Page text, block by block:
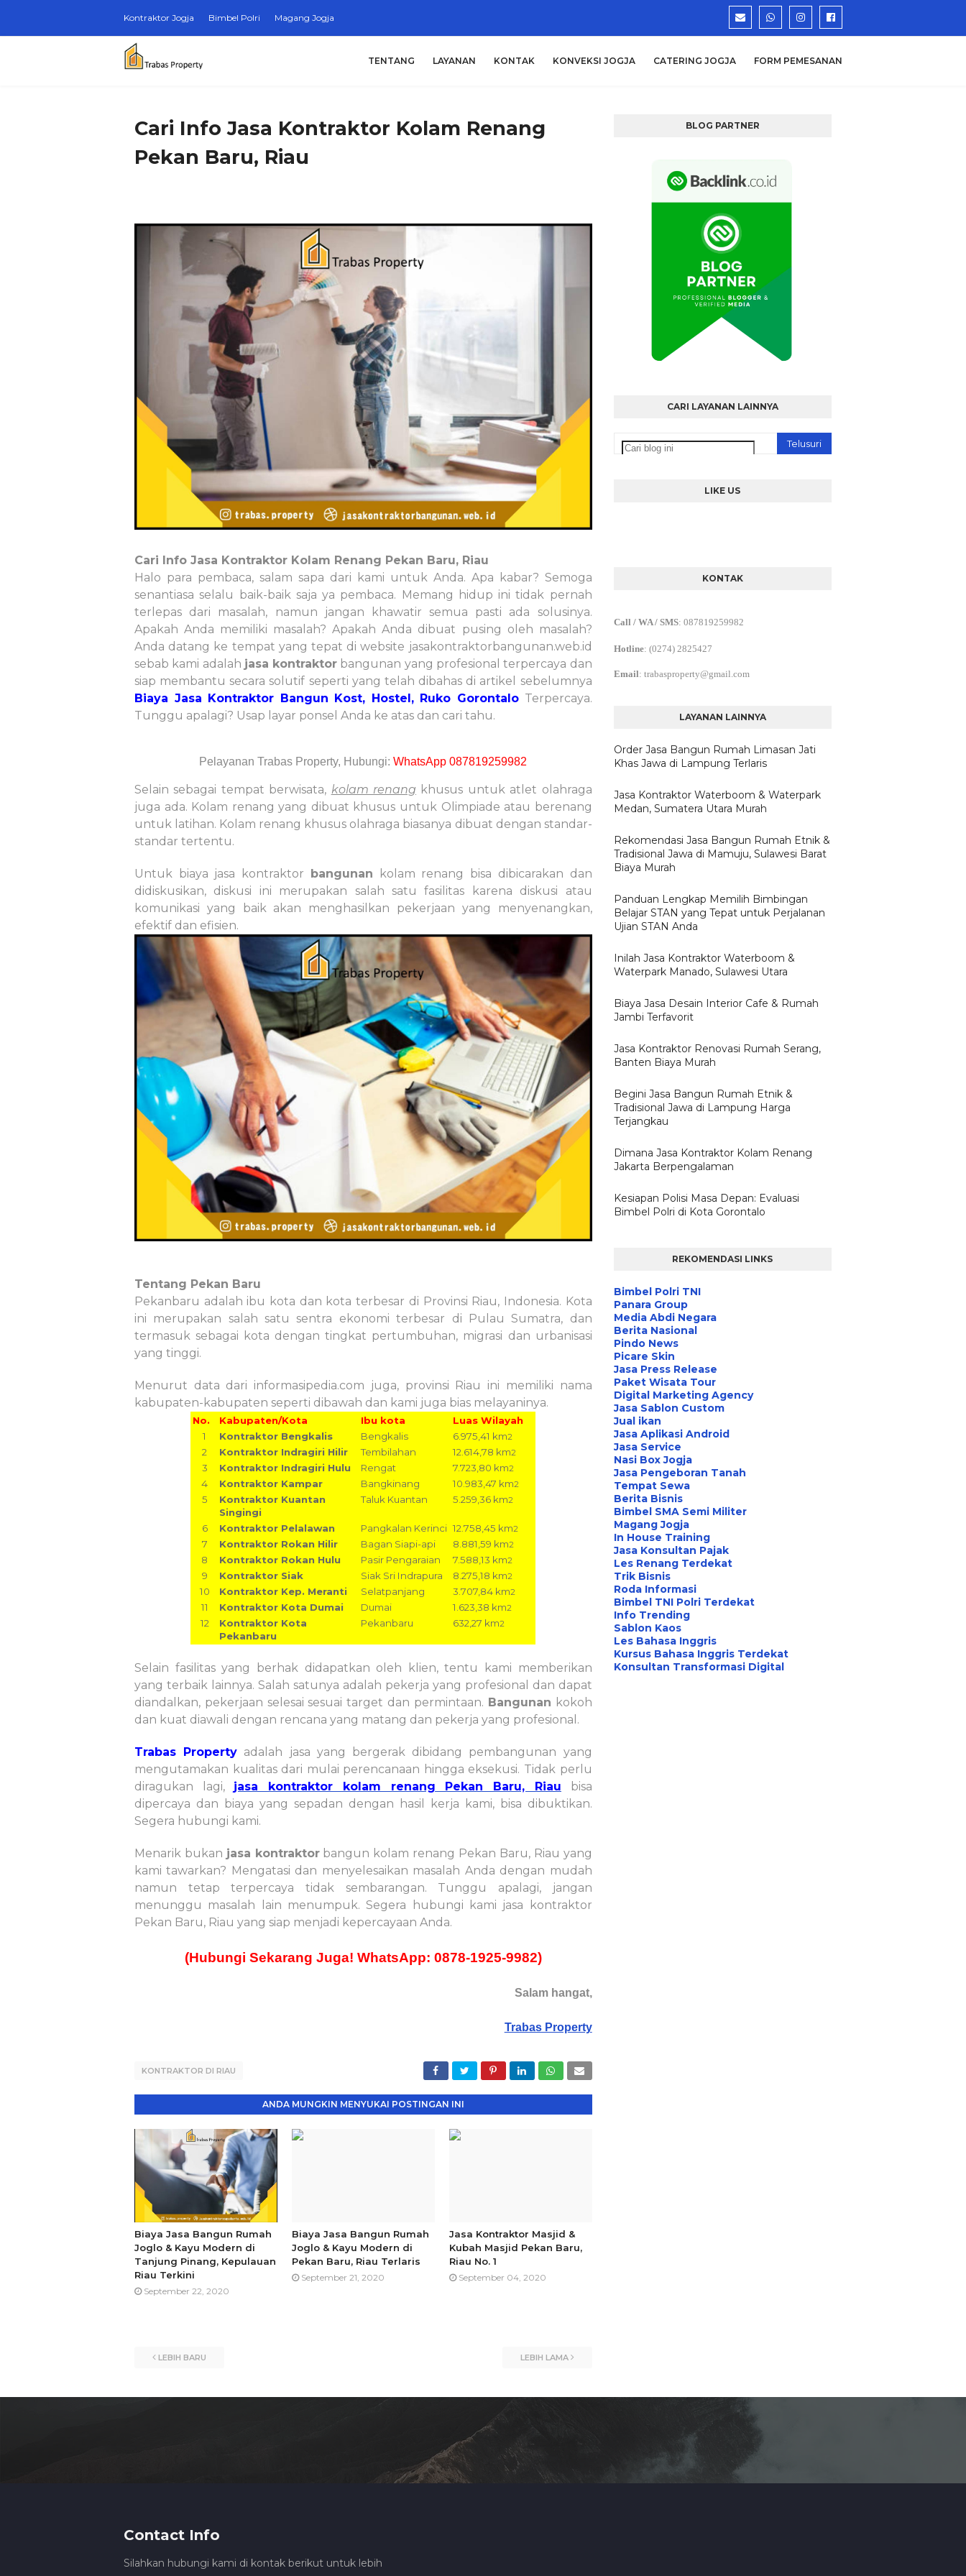
Kontraktor Jogja Bimbel Polri Magang Jogja
TENTANG LAYANAN KONTAK KONVEKSI JOGJA CATERING JOGJA FORM PEMESANAN
Cari Info Jasa Kontraktor Kolam Renang
Pekan Baru, Riau
Cari Info Jasa Kontraktor Kolam Renang Pekan Baru, Riau
Halo para pembaca, salam sapa dari kami untuk Anda. Apa kabar? Semoga
senantiasa selalu baik-baik saja ya pembaca. Memang hidup ini tidak pernah
terlepas dari masalah, namun jangan khawatir semua pasti ada solusinya.
Apakah Anda memiliki masalah? Apakah Anda dibuat pusing oleh masalah?
Anda datang ke tempat yang tepat di website jasakontraktorbangunan.web.id
sebab kami adalah jasa kontraktor bangunan yang profesional terpercaya dan
siap membantu secara solutif seperti yang telah dibahas di artikel sebelumnya
Biaya Jasa Kontraktor Bangun Kost, Hostel, Ruko Gorontalo Terpercaya.
Tunggu apalagi? Usap layar ponsel Anda ke atas dan cari tahu.
Pelayanan Trabas Property, Hubungi:WhatsApp 087819259982
Selain sebagai tempat berwisata, kolam renang khusus untuk atlet olahraga
juga ada. Kolam renang yang dibuat khusus untuk Olimpiade atau berenang
untuk latihan. Kolam renang khusus olahraga biasanya dibuat dengan standar-
standar tertentu.
Untuk biaya jasa kontraktor bangunan kolam renang bisa dibicarakan dan
didiskusikan, diskusi ini merupakan salah satu fasilitas karena diskusi atau
komunikasi yang baik akan menghasilkan pekerjaan yang menyenangkan,
efektif dan efisien.
Tentang Pekan Baru
Pekanbaru adalah ibu kota dan kota terbesar di Provinsi Riau, Indonesia. Kota
ini merupakan salah satu sentra ekonomi terbesar di Pulau Sumatra, dan
termasuk sebagai kota dengan tingkat pertumbuhan, migrasi dan urbanisasi
yang tinggi.
Menurut data dari informasipedia.com juga, provinsi Riau ini memiliki nama
kabupaten-kabupaten seperti dibawah dan kami juga bias melayaninya.
No. Kabupaten/Kota Ibu kota
Luas Wilayah
1
Kontraktor Bengkalis Bengkalis 6.975,41 km2
2 Kontraktor Indragiri Hilir Tembilahan 12.614,78 km2
3 Kontraktor Indragiri Hulu Rengat 7.723,80 km2
4 Kontraktor Kampar Bangkinang 10.983,47 km2
5
Kontraktor Kuantan
Singingi
Taluk Kuantan 5.259,36 km2
6 Kontraktor Pelalawan Pangkalan Kerinci 12.758,45 km2
7 Kontraktor Rokan Hilir Bagan Siapi-api 8.881,59 km2
8 Kontraktor Rokan Hulu Pasir Pengaraian 7.588,13 km2
9 Kontraktor Siak Siak Sri Indrapura 8.275,18 km2
10 Kontraktor Kep. Meranti Selatpanjang 3.707,84 km2
11 Kontraktor Kota Dumai Dumai 1.623,38 km2
12
Kontraktor Kota
Pekanbaru
Pekanbaru 632,27 km2
Selain fasilitas yang berhak didapatkan oleh klien, tentu kami memberikan
yang terbaik lainnya. Salah satunya adalah pekerja yang profesional dan dapat
diandalkan, pekerjaan selesai sesuai target dan permintaan. Bangunan kokoh
dan kuat diawali dengan rencana yang matang dan pekerja yang profesional.
Trabas Property adalah jasa yang bergerak dibidang pembangunan yang
mengutamakan kualitas dari mulai perencanaan hingga eksekusi. Tidak perlu
diragukan lagi, jasa kontraktor kolam renang Pekan Baru, Riau bisa
dipercaya dan biaya yang sepadan dengan hasil kerja kami, bisa dibuktikan.
Segera hubungi kami.
Menarik bukan jasa kontraktorbangun kolam renang Pekan Baru, Riau yang
kami tawarkan? Mengatasi dan menyelesaikan masalah Anda dengan mudah
namun tetap terpercaya tidak sembarangan. Tunggu apalagi, jangan
menunggu masalah lain menumpuk. Segera hubungi kami jasa kontraktor
Pekan Baru, Riau yang siap menjadi kepercayaan Anda.
(Hubungi Sekarang Juga! WhatsApp: 0878-1925-9982)
Salam hangat,
Trabas Property
KONTRAKTOR DI RIAU
ANDA MUNGKIN MENYUKAI POSTINGAN INI
Biaya Jasa Bangun Rumah
Joglo & Kayu Modern di
Tanjung Pinang, Kepulauan
Riau Terkini
September 22, 2020
Biaya Jasa Bangun Rumah
Joglo & Kayu Modern di
Pekan Baru, Riau Terlaris
September 21, 2020
Jasa Kontraktor Masjid &
Kubah Masjid Pekan Baru,
Riau No. 1
September 04, 2020
LEBIH BARU LEBIH LAMA
BLOG PARTNER
CARI LAYANAN LAINNYA
LIKE US
KONTAK
Call / WA / SMS: 087819259982
Hotline: (0274) 2825427
Email: trabasproperty@gmail.com
LAYANAN LAINNYA
Order Jasa Bangun Rumah Limasan Jati
Khas Jawa di Lampung Terlaris
Jasa Kontraktor Waterboom & Waterpark
Medan, Sumatera Utara Murah
Rekomendasi Jasa Bangun Rumah Etnik &
Tradisional Jawa di Mamuju, Sulawesi Barat
Biaya Murah
Panduan Lengkap Memilih Bimbingan
Belajar STAN yang Tepat untuk Perjalanan
Ujian STAN Anda
Inilah Jasa Kontraktor Waterboom &
Waterpark Manado, Sulawesi Utara
Biaya Jasa Desain Interior Cafe & Rumah
Jambi Terfavorit
Jasa Kontraktor Renovasi Rumah Serang,
Banten Biaya Murah
Begini Jasa Bangun Rumah Etnik &
Tradisional Jawa di Lampung Harga
Terjangkau
Dimana Jasa Kontraktor Kolam Renang
Jakarta Berpengalaman
Kesiapan Polisi Masa Depan: Evaluasi
Bimbel Polri di Kota Gorontalo
REKOMENDASI LINKS
Bimbel Polri TNI
Panara Group
Media Abdi Negara
Berita Nasional
Pindo News
Picare Skin
Jasa Press Release
Paket Wisata Tour
Digital Marketing Agency
Jasa Sablon Custom
Jual ikan
Jasa Aplikasi Android
Jasa Service
Nasi Box Jogja
Jasa Pengeboran Tanah
Tempat Sewa
Berita Bisnis
Bimbel SMA Semi Militer
Magang Jogja
In House Training
Jasa Konsultan Pajak
Les Renang Terdekat
Trik Bisnis
Roda Informasi
Bimbel TNI Polri Terdekat
Info Trending
Sablon Kaos
Les Bahasa Inggris
Kursus Bahasa Inggris Terdekat
Konsultan Transformasi Digital
Contact Info
Silahkan hubungi kami di kontak berikut untuk lebih